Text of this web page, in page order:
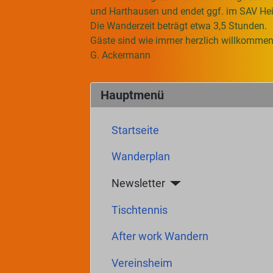
Hauptmenü
Startseite
Wanderplan
Newsletter
Tischtennis
After work Wandern
Vereinsheim
und Harthausen und endet ggf. im SAV
Die Wanderzeit beträgt etwa 3,5 Stunden.
Gäste sind wie immer herzlich
G. Ackermann